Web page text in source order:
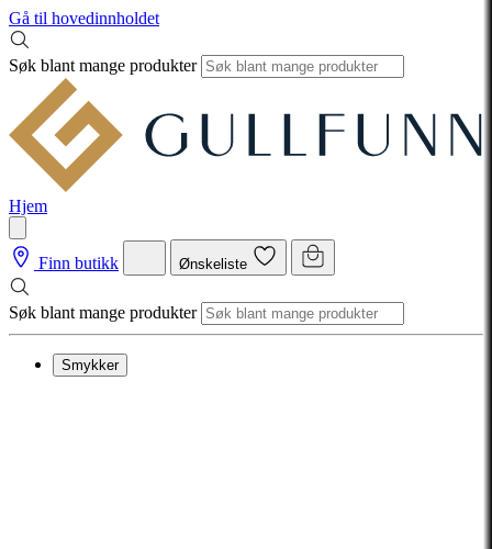
Gå til hovedinnholdet
Søk blant mange produkter
Hjem
Finn butikk Ønskeliste
Søk blant mange produkter
Smykker